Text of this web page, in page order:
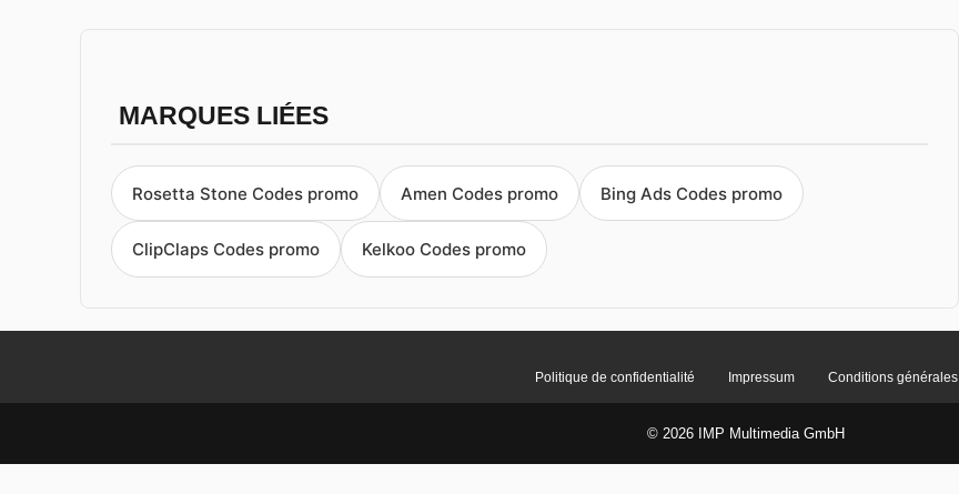
MARQUES LIÉES
Rosetta Stone Codes promo Amen Codes promo Bing Ads Codes promo
ClipClaps Codes promo Kelkoo Codes promo
Politique de confidentialité Impressum Conditions générales
© 2026 IMP Multimedia GmbH